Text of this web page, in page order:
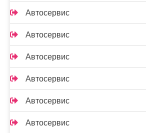
Автосервис
Автосервис
Автосервис
Автосервис
Автосервис
Автосервис